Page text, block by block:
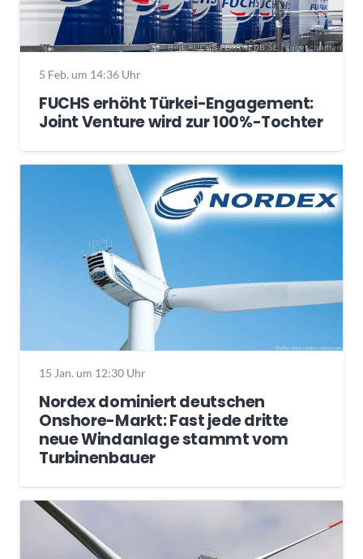
5 Feb. um 14:36 Uhr
FUCHS erhöht Türkei-Engagement:
Joint Venture wird zur 100%-Tochter
15 Jan. um 12:30 Uhr
Nordex dominiert deutschen
Onshore-Markt: Fast jede dritte
neue Windanlage stammt vom
Turbinenbauer